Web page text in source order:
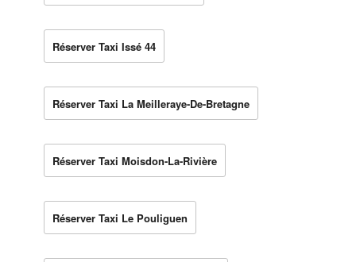
Réserver Taxi Issé 44
Réserver Taxi La Meilleraye-De-Bretagne
Réserver Taxi Moisdon-La-Rivière
Réserver Taxi Le Pouliguen